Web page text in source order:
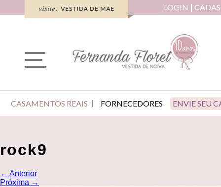
LOGIN
CASAMENTOS REAIS FORNECEDORES ENVIE SEU
rock9
← Anterior
Próxima →